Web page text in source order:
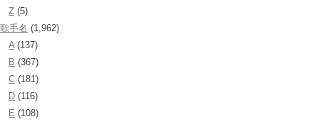
Z (5)
歌手名 (1,962)
A(137)
B (367)
C (181)
D (116)
E (108)